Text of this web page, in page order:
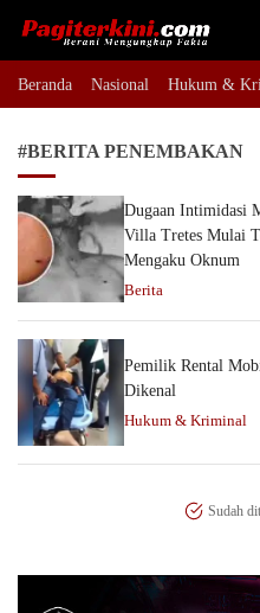
Pagiterkini.com
Berani Mengungkap Fakta
Beranda Nasional Hukum &
#BERITA PENEMBAKAN
Dugaan Intimidasi
Villa Tretes Mulai
Mengaku Oknum
Berita
Pemilik Rental
Dikenal
Hukum & Kriminal
Sudah